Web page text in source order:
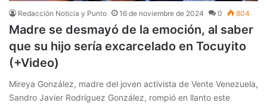
Redacción Noticia y Punto 16 de noviembre de 2024 0 804
Madre se desmayó de la emoción, al saber
que su hijo sería excarcelado en Tocuyito
(+Video)
Mireya González, madre del joven activista de Vente Venezuela,
Sandro Javier Rodríguez González, rompió en llanto este